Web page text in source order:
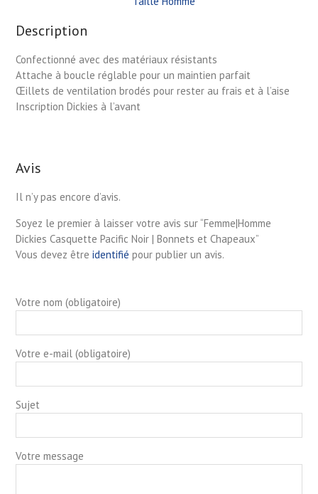
Description
Confectionné avec des matériaux résistants
Attache à boucle réglable pour un maintien parfait
Œillets de ventilation brodés pour rester au frais et à l’aise
Inscription Dickies à l’avant
Avis
Il n’y pas encore d’avis.
Soyez le premier à laisser votre avis sur “Femme|Homme
Dickies Casquette Pacific Noir | Bonnets et Chapeaux”
Vous devez être identifié pour publier un avis.
Votre nom (obligatoire)
Votre e-mail (obligatoire)
Sujet
Votre message